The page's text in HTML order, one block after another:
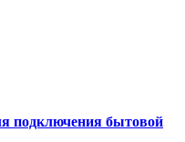
подключения бытовой